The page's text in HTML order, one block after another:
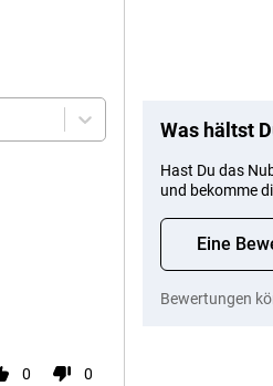
0 0
Was hältst
Hast Du das
und bekomme
Eine
Bewertungen